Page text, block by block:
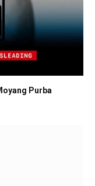
Purba